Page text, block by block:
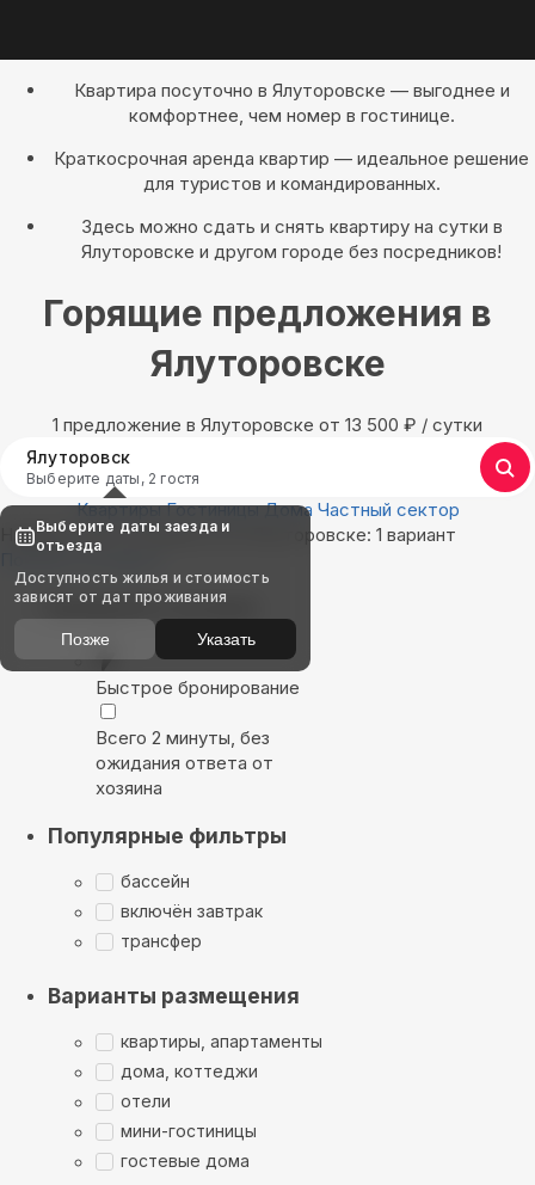
Квартира посуточно в Ялуторовске — выгоднее и
комфортнее, чем номер в гостинице.
Краткосрочная аренда квартир — идеальное решение
для туристов и командированных.
Здесь можно сдать и снять квартиру на сутки в
Ялуторовске и другом городе без посредников!
Горящие предложения в
Ялуторовске
1 предложение в Ялуторовске oт 13 500 ₽ / сутки
Ялуторовск
Выберите даты, 2 гостя
Квартиры Гостиницы Дома Частный сектор
Найдём, где остановиться в Ялуторовске: 1 вариант
Показать на карте
Выбирайте лучшее
Быстрое бронирование
Всего 2 минуты, без
ожидания ответа от
хозяина
Популярные фильтры
бассейн
включён завтрак
трансфер
Варианты размещения
квартиры, апартаменты
дома, коттеджи
отели
мини-гостиницы
гостевые дома
Выберите даты заезда и
отъезда
Доступность жилья и стоимость
зависят от дат проживания
Позже Указать